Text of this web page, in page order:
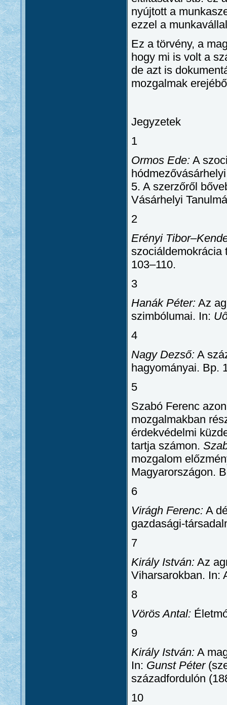
nyújtott a
ezzel a
Ez a törvény, a
hogy mi is volt a
de azt is
mozgalmak
Jegyzetek
1
Ormos Ede: A
5. A szerzőről
Vásárhelyi
2
Erényi
szociáldemokrácia
103–110.
3
Hanák Péter: Az
szimbólumai. In:
4
Nagy Dezső: A
hagyományai. Bp.
5
Szabó Ferenc
mozgalmakban
érdekvédelmi
tartja számon.
mozgalom
Magyarországon.
6
Virágh Ferenc: A
gazdasági-
7
Király István: Az
Viharsarokban. In:
8
Vörös Antal:
9
Király István: A
In: Gunst Péter
századfordulón
10